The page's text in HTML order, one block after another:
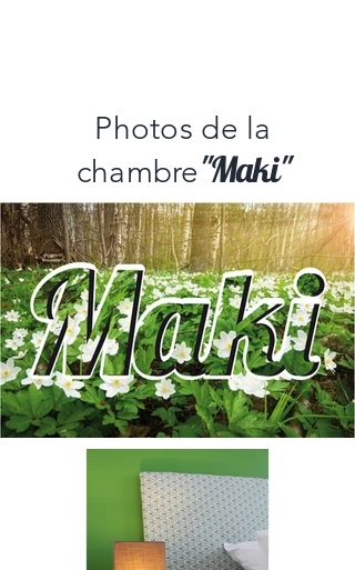
Photos de la
chambre"Maki"